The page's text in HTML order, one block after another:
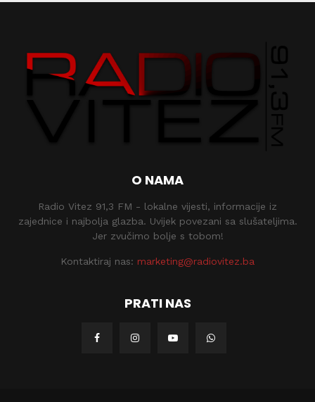
O NAMA
Radio Vitez 91,3 FM - lokalne vijesti, informacije iz
zajednice i najbolja glazba. Uvijek povezani sa slušateljima.
Jer zvučimo bolje s tobom!
Kontaktiraj nas: marketing@radiovitez.ba
PRATI NAS